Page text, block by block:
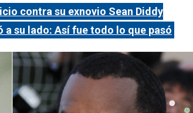
contra su exnovio Sean Diddy
su lado: Así fue todo lo que pasó